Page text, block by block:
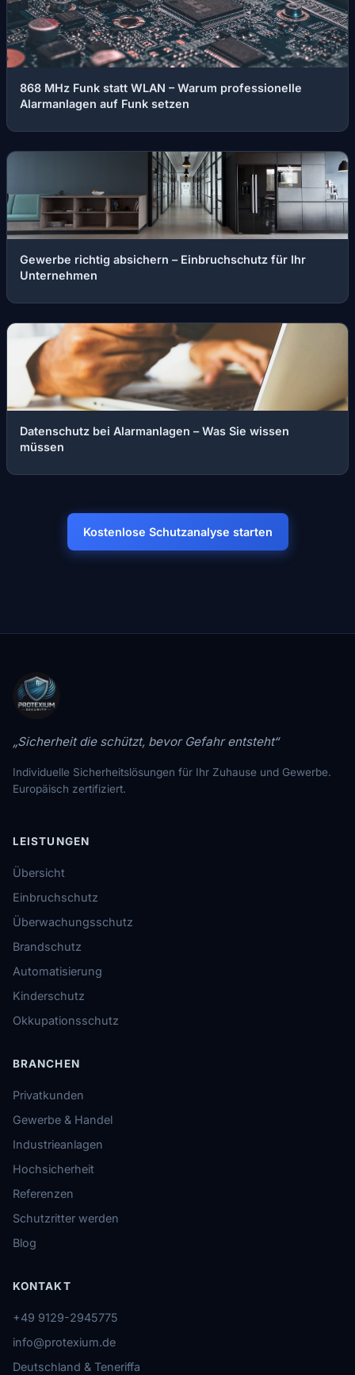
868 MHz Funk statt WLAN – Warum professionelle
Alarmanlagen auf Funk setzen
Gewerbe richtig absichern – Einbruchschutz für Ihr
Unternehmen
Datenschutz bei Alarmanlagen – Was Sie wissen
müssen
Kostenlose Schutzanalyse starten
„Sicherheit die schützt, bevor Gefahr entsteht“
Individuelle Sicherheitslösungen für Ihr Zuhause und Gewerbe.
Europäisch zertifiziert.
LEISTUNGEN
Übersicht
Einbruchschutz
Überwachungsschutz
Brandschutz
Automatisierung
Kinderschutz
Okkupationsschutz
BRANCHEN
Privatkunden
Gewerbe & Handel
Industrieanlagen
Hochsicherheit
Referenzen
Schutzritter werden
Blog
KONTAKT
+49 9129-2945775
info@protexium.de
Deutschland & Teneriffa